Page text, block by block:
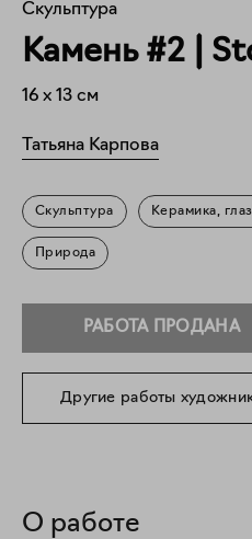
Скульптура
Камень #2 |
16 x 13 см
Татьяна Карпова
Скульптура Керамика,
Природа
РАБОТА ПРОДАНА
Другие работы
О работе